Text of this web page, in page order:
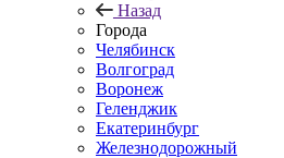
Назад
Города
Челябинск
Волгоград
Воронеж
Геленджик
Екатеринбург
Железнодорожный